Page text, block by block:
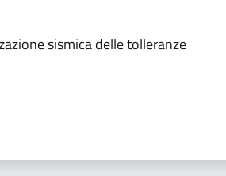
sismica delle tolleranze